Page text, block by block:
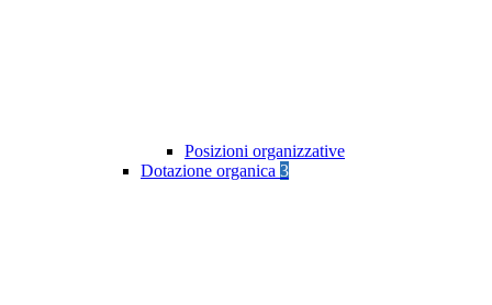
Posizioni organizzative
Dotazione organica 3